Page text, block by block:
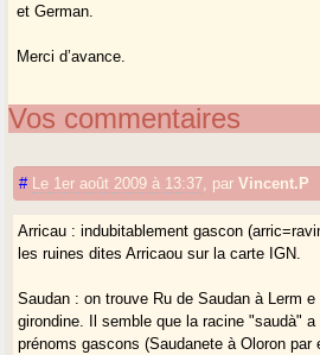
et German.
Merci d’avance.
Vos commentaires
# Le 1er août 2009 à 13:37 parVincent.P
Arricau : indubitablement gascon
les ruines dites Arricaou sur la carte IGN.
Saudan : on trouve Ru de Saudan à Lerm
girondine. Il semble que la racine "saudà"
prénoms gascons (Saudanete à Oloron par